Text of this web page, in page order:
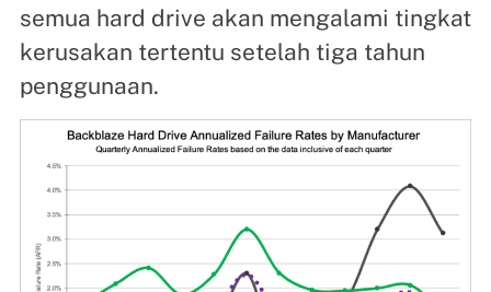
semua hard drive akan mengalami tingkat
kerusakan tertentu setelah tiga tahun
penggunaan.